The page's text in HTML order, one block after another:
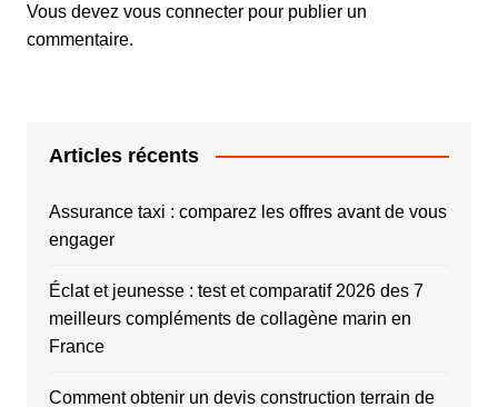
Vous devez vous connecterpour publier un
commentaire.
Articles récents
Assurance taxi : comparez les offres avant de vous
engager
Éclat et jeunesse : test et comparatif 2026 des 7
meilleurs compléments de collagène marin en
France
Comment obtenir un devis construction terrain de